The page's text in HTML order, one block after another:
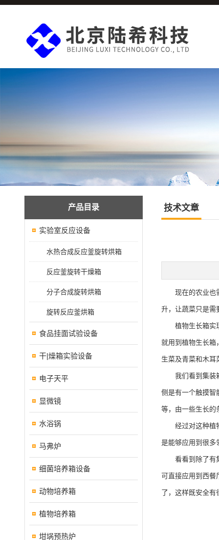
产品目录
实验室反应设备
水热合成反应釜旋转烘箱
反应釜旋转干燥箱
分子合成旋转烘箱
旋转反应釜烘箱
食品挂面试验设备
干|燥箱实验设备
电子天平
显微镜
水浴锅
马弗炉
细菌培养箱设备
动物培养箱
植物培养箱
坩埚预热炉
技术文章
现在的农业也需
升，让蔬菜只是需
植物生长箱实现
就用到植物生长箱
生菜及青菜和木耳
我们看到集装箱
侧是有一个触摸智
等，由一些生长的
经过对这种植物
是能够应用到很多
看看到除了有集
可直接应用到西
了，这样既安全